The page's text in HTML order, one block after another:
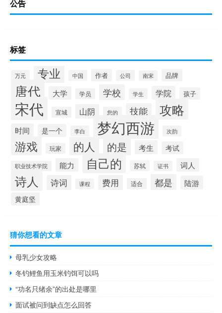
公告
标签
万元 专业 中国 作者 公司 南宋 品牌
唐代 大学 学员 学校 学生 学院 孩子
宋代 宣城 山阴 您的 技能 攻略
时间 是一个 李白 梦幻西游 次韵
游戏 玩家 的人 的是 考生 考试
职业技术学院 能力 自己的 苏轼 证书 词人
诗人 诗词 课程 费用 适合 都是 陆游
黄庭坚
猜你想看的文章
母乳少女攻略
冬钓鲤鱼用玉米钓饵可以吗
“功名只绪余”的出处是哪里
面试被问到缺点怎么回答